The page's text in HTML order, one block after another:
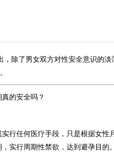
除了男女双方对性安全意识的
的安全吗？
行任何医疗手段，只是根据女性
实行周期性禁欲，达到避孕目的